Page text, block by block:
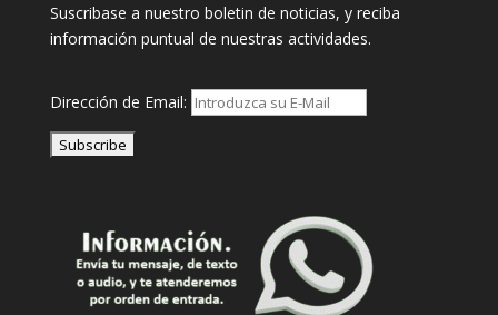
Suscribase a nuestro boletin de noticias, y reciba
información puntual de nuestras actividades.
Dirección de Email: